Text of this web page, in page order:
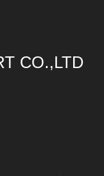
CO.,LTD